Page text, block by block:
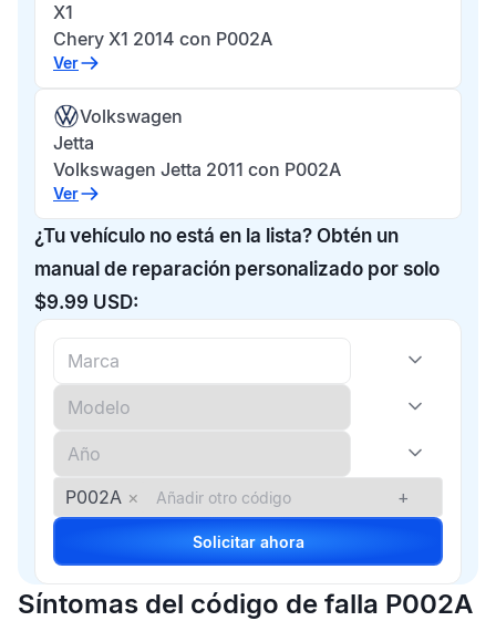
X1
Chery X1 2014 con P002A
Ver
Volkswagen
Jetta
Volkswagen Jetta 2011 con P002A
Ver
¿Tu vehículo no está en la lista? Obtén un
manual de reparación personalizado por solo
$9.99 USD:
P002A × +
Solicitar ahora
Síntomas del código de falla P002A